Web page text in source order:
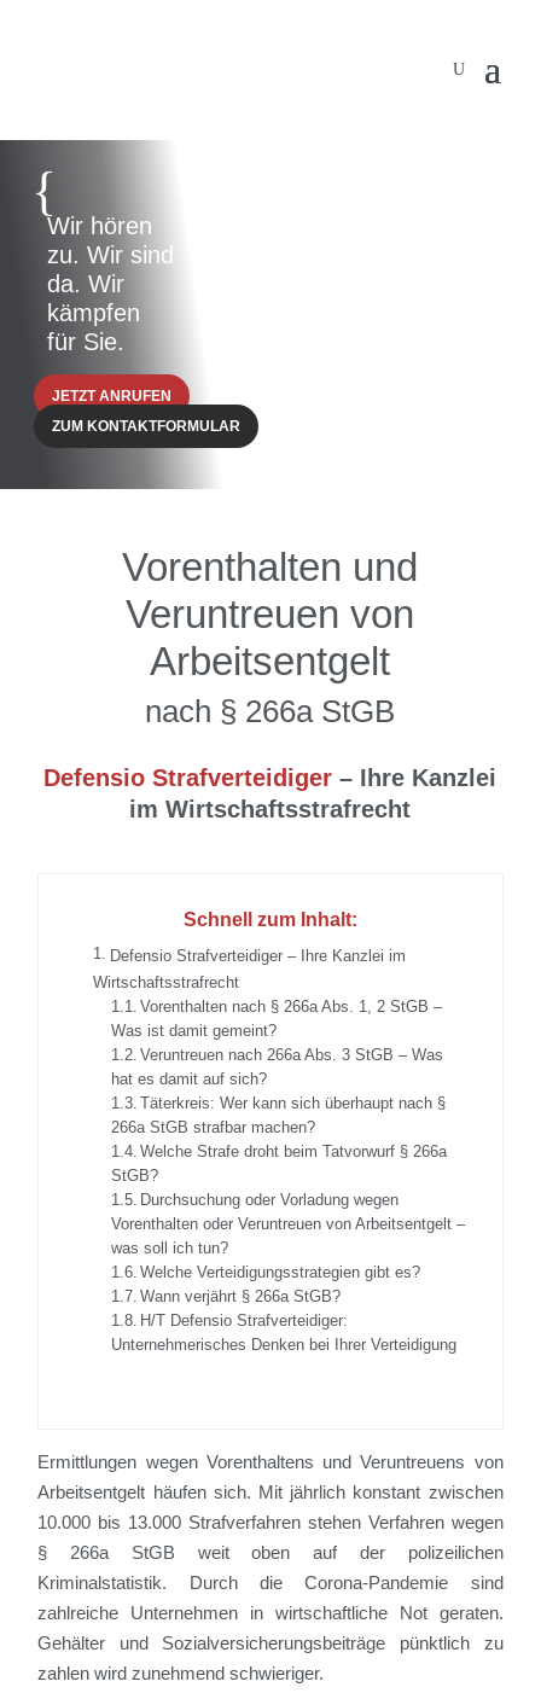
{
Wir hören
zu. Wir sind
da. Wir
kämpfen
für Sie.
JETZT ANRUFEN
ZUM KONTAKTFORMULAR
Vorenthalten und
Veruntreuen von
Arbeitsentgelt
nach § 266a StGB
Defensio Strafverteidiger – Ihre Kanzlei
im Wirtschaftsstrafrecht
Schnell zum Inhalt:
Defensio Strafverteidiger – Ihre Kanzlei im
Wirtschaftsstrafrecht
Vorenthalten nach § 266a Abs. 1, 2 StGB –
Was ist damit gemeint?
Veruntreuen nach 266a Abs. 3 StGB – Was
hat es damit auf sich?
Täterkreis: Wer kann sich überhaupt nach §
266a StGB strafbar machen?
Welche Strafe droht beim Tatvorwurf § 266a
StGB?
Durchsuchung oder Vorladung wegen
Vorenthalten oder Veruntreuen von Arbeitsentgelt –
was soll ich tun?
Welche Verteidigungsstrategien gibt es?
Wann verjährt § 266a StGB?
H/T Defensio Strafverteidiger:
Unternehmerisches Denken bei Ihrer Verteidigung
Ermittlungen wegen Vorenthaltens und Veruntreuens von
Arbeitsentgelt häufen sich. Mit jährlich konstant zwischen
10.000 bis 13.000 Strafverfahren stehen Verfahren wegen
§ 266a StGB weit oben auf der polizeilichen
Kriminalstatistik. Durch die Corona-Pandemie sind
zahlreiche Unternehmen in wirtschaftliche Not geraten.
Gehälter und Sozialversicherungsbeiträge pünktlich zu
zahlen wird zunehmend schwieriger.